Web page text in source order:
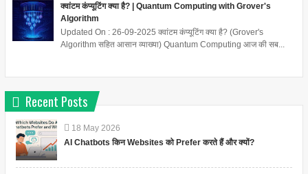
क्वांटम कंप्यूटिंग क्या है? | Quantum Computing with Grover's
Algorithm
Updated On : 26-09-2025 क्वांटम कंप्यूटिंग क्या है? (Grover's
Algorithm सहित आसान व्याख्या) Quantum Computing आज की सब...
Recent Posts
18 May 2026
AI Chatbots किन Websites को Prefer करते हैं और क्यों?